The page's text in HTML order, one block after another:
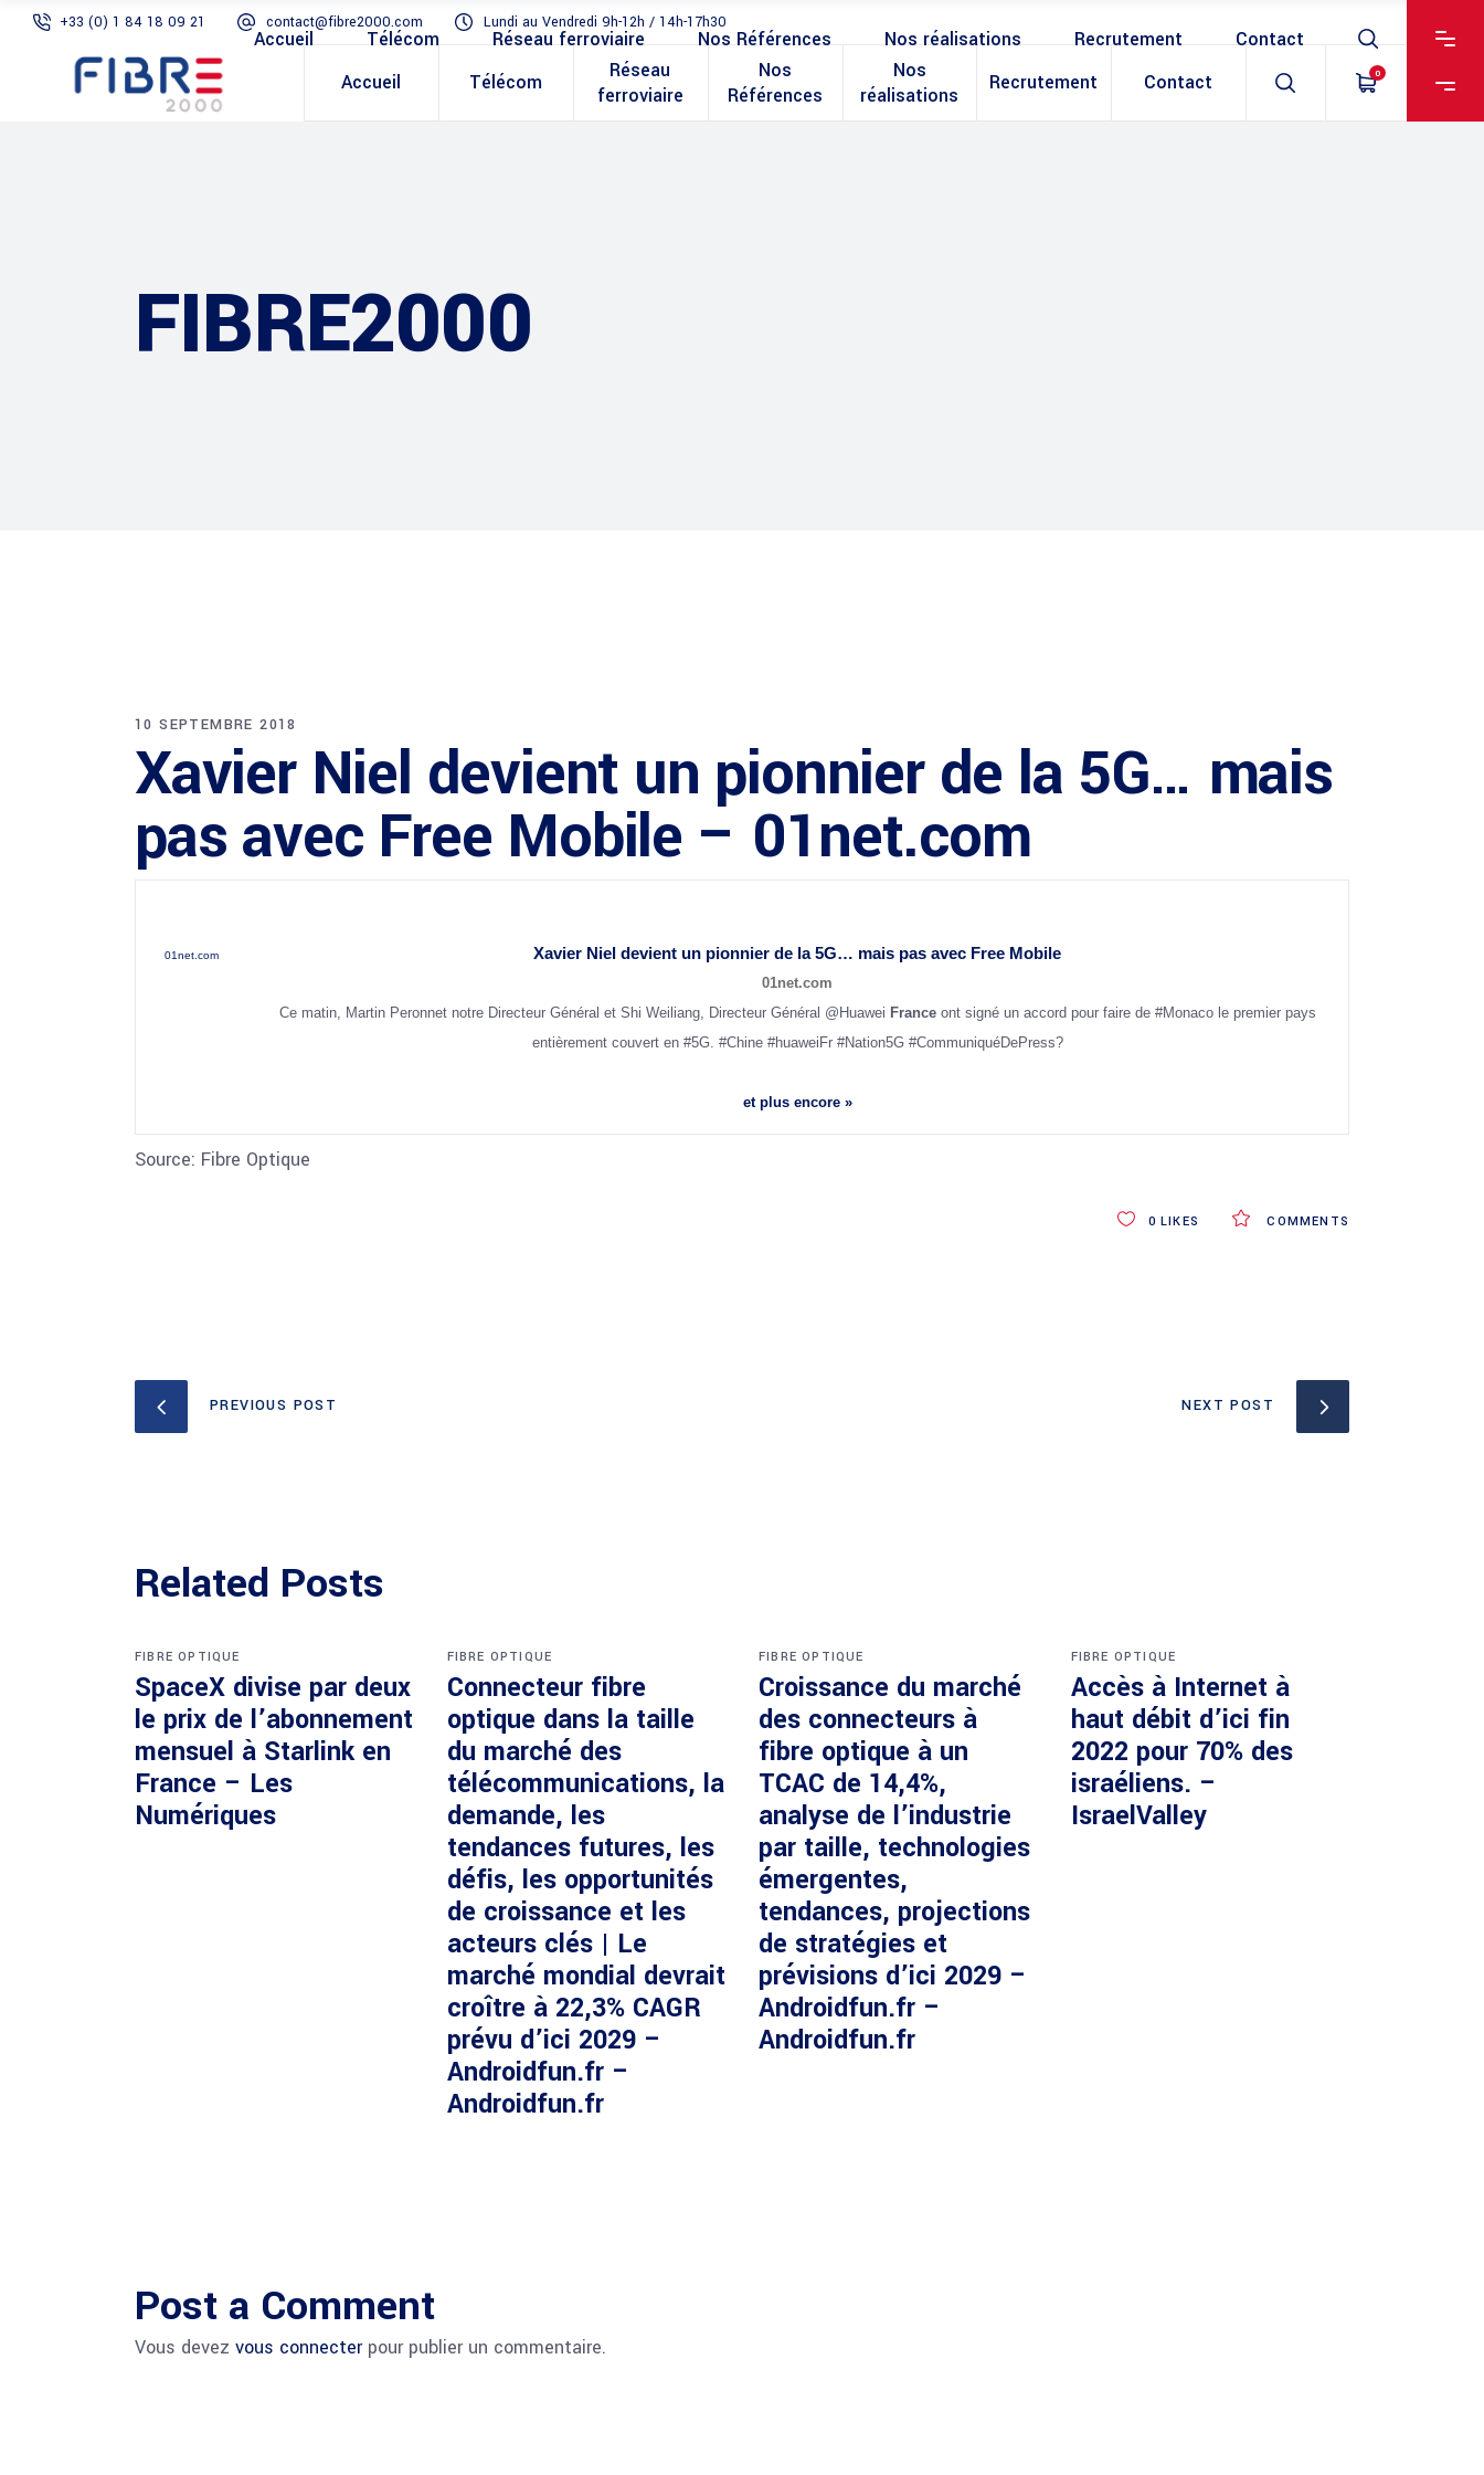
+33 (0) 1 84 18 09 21 contact@fibre2000.com Lundi au Vendredi 9h-12h / 14h-17h30
Accueil Télécom
Réseau
ferroviaire
Nos
Références
Nos
réalisations
Recrutement Contact 0
Accueil Télécom Réseau ferroviaire Nos Références Nos réalisations Recrutement Contact
FIBRE2000
10 SEPTEMBRE 2018
Xavier Niel devient un pionnier de la 5G… mais
pas avec Free Mobile – 01net.com
01net.com Xavier Niel devient un pionnier de la 5G… mais pas avec Free Mobile
01net.com
Ce matin, Martin Peronnet notre Directeur Général et Shi Weiliang, Directeur Général @Huawei Franceont signé un accord pour faire de #Monaco le premier pays
entièrement couvert en #5G. #Chine #huaweiFr #Nation5G #CommuniquéDePress?
et plus encore »
Source: Fibre Optique
COMMENTS
0 LIKES
PREVIOUS POST NEXT POST
Related Posts
FIBRE OPTIQUE
SpaceX divise par deux
le prix de l’abonnement
mensuel à Starlink en
France – Les
Numériques
FIBRE OPTIQUE
Connecteur fibre
optique dans la taille
du marché des
télécommunications, la
demande, les
tendances futures, les
défis, les opportunités
de croissance et les
acteurs clés | Le
marché mondial devrait
croître à 22,3% CAGR
prévu d’ici 2029 –
Androidfun.fr –
Androidfun.fr
FIBRE OPTIQUE
Croissance du marché
des connecteurs à
fibre optique à un
TCAC de 14,4%,
analyse de l’industrie
par taille, technologies
émergentes,
tendances, projections
de stratégies et
prévisions d’ici 2029 –
Androidfun.fr –
Androidfun.fr
FIBRE OPTIQUE
Accès à Internet à
haut débit d’ici fin
2022 pour 70% des
israéliens. –
IsraelValley
Post a Comment
Vous devez vous connecterpour publier un commentaire.